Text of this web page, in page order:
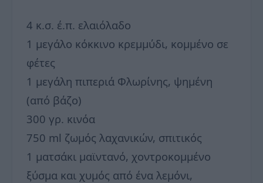
4 κ.σ. έ.π. ελαιόλαδο
1 μεγάλο κόκκινο κρεμμύδι, κομμένο σε
φέτες
1 μεγάλη πιπεριά Φλωρίνης, ψημένη
(από βάζο)
300 γρ. κινόα
750 ml ζωμός λαχανικών, σπιτικός
1 ματσάκι μαϊντανό, χοντροκομμένο
ξύσμα και χυμός από ένα λεμόνι,